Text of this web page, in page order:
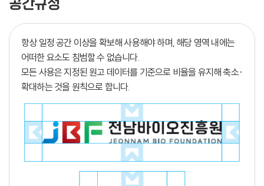
항상 일정 공간 이상을 확보해 사용해야 하며, 해당 영역 내에는
어떠한 요소도 침범할 수 없습니다.
모든 사용은 지정된 원고 데이터를 기준으로 비율을 유지해 축소·
확대하는 것을 원칙으로 합니다.